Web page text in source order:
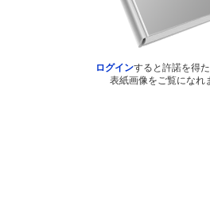
ログインすると許諾を得
表紙画像をご覧になれ